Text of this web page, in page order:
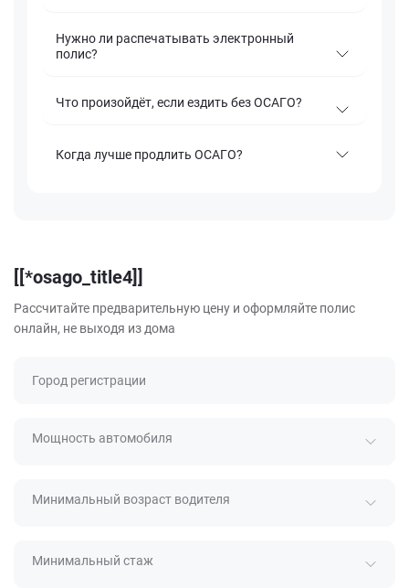
Нужно ли распечатывать электронный
полис?
Что произойдёт, если ездить без ОСАГО?
Когда лучше продлить ОСАГО?
[[*osago_title4]]
Рассчитайте предварительную цену и оформляйте полис
онлайн, не выходя из дома
Город регистрации
Мощность автомобиля
Минимальный возраст водителя
Минимальный стаж